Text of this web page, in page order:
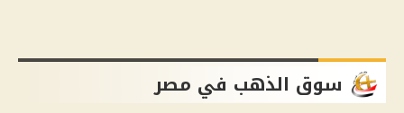
سوق الذهب في مصر